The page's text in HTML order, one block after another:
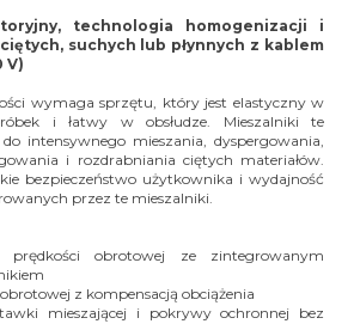
technologia homogenizacji i
suchych lub płynnych z kablem
V)
wymaga sprzętu, który jest elastyczny w
i łatwy w obsłudze. Mieszalniki te
intensywnego mieszania, dyspergowania,
i rozdrabniania ciętych materiałów.
bezpieczeństwo użytkownika i wydajność
przez te mieszalniki.
prędkości obrotowej ze zintegrowanym
z kompensacją obciążenia
mieszającej i pokrywy ochronnej bez